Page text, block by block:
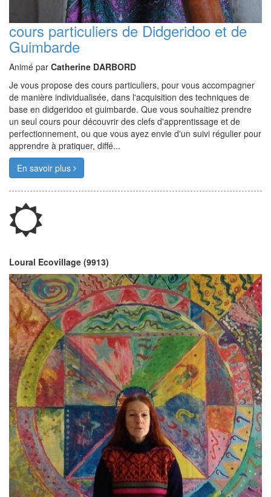
cours particuliers de Didgeridoo et de
Guimbarde
Animé par Catherine DARBORD
Je vous propose des cours particuliers, pour vous accompagner
de manière individualisée, dans l'acquisition des techniques de
base en didgeridoo et guimbarde. Que vous souhaitiez prendre
un seul cours pour découvrir des clefs d'apprentissage et de
perfectionnement, ou que vous ayez envie d'un suivi régulier pour
apprendre à pratiquer, diffé...
En savoir plus
Loural Ecovillage (9913)